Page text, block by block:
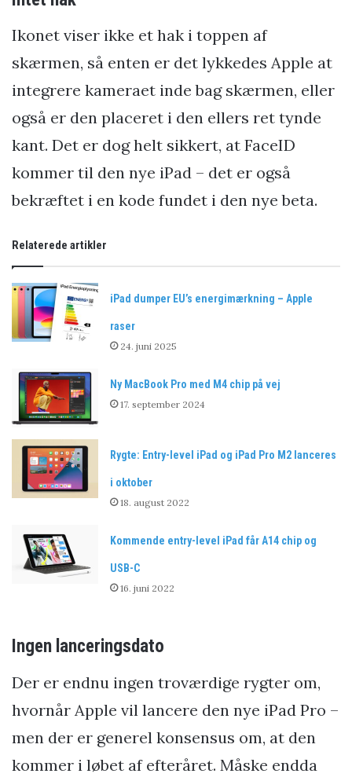
Ikonet viser ikke et hak i toppen af
skærmen, så enten er det lykkedes Apple at
integrere kameraet inde bag skærmen, eller
også er den placeret i den ellers ret tynde
kant. Det er dog helt sikkert, at FaceID
kommer til den nye iPad – det er også
bekræftet i en kode fundet i den nye beta.
Relaterede artikler
iPad dumper EU’s energimærkning – Apple
raser
24. juni 2025
Ny MacBook Pro med M4 chip på vej
17. september 2024
Rygte: Entry-level iPad og iPad Pro M2 lanceres
i oktober
18. august 2022
Kommende entry-level iPad får A14 chip og
USB-C
16. juni 2022
Ingen lanceringsdato
Der er endnu ingen troværdige rygter om,
hvornår Apple vil lancere den nye iPad Pro –
men der er generel konsensus om, at den
kommer i løbet af efteråret. Måske endda